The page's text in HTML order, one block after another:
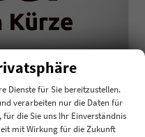
85KW
Dienste für Sie bereitzustellen.
verarbeiten nur die Daten für
die Sie uns Ihr Einverständnis
mit Wirkung für die Zukunft